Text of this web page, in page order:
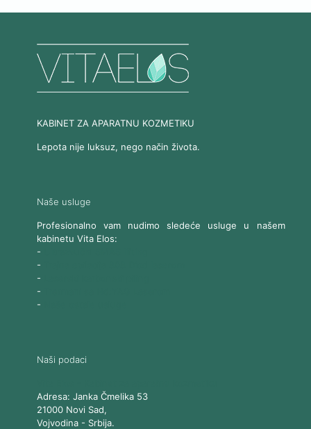
KABINET ZA APARATNU KOZMETIKU
Lepota nije luksuz, nego način života.
Naše usluge
Profesionalno vam nudimo sledeće usluge u našem
kabinetu Vita Elos:
-
-
-
-
-
Naši podaci
Adresa: Janka Čmelika 53
21000 Novi Sad,
Vojvodina- Srbija.